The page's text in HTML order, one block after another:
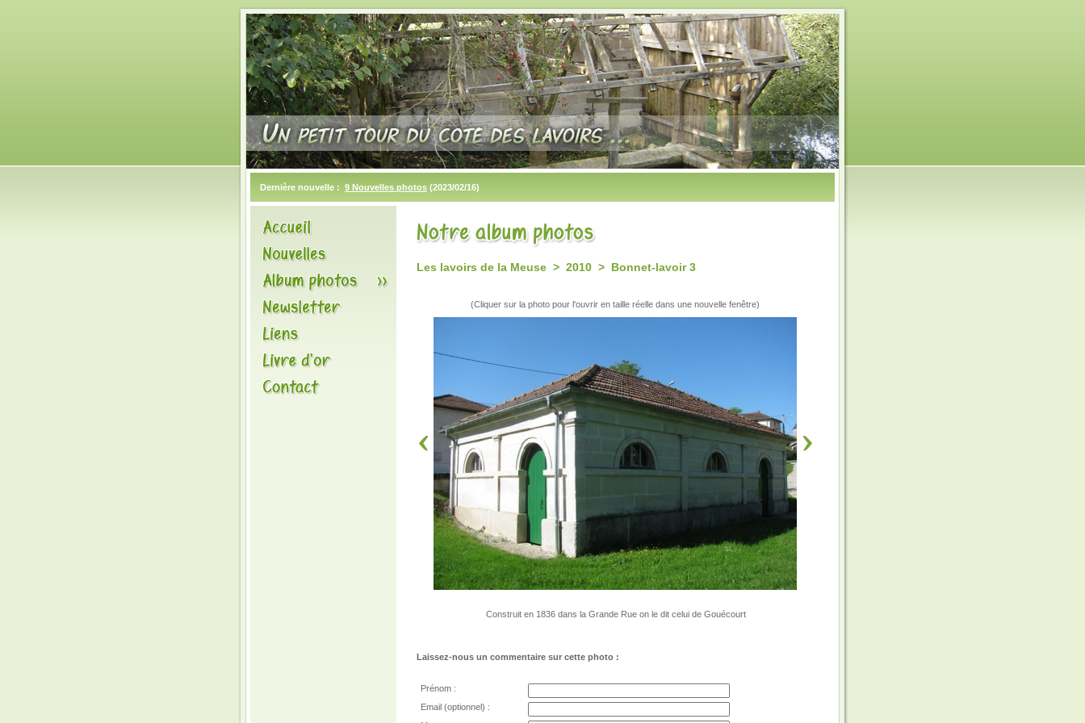
Dernière nouvelle : 9 Nouvelles photos (2023/02/16)
Les lavoirs de la Meuse > 2010 > Bonnet-lavoir 3
(Cliquer sur la photo pour l'ouvrir en taille réelle dans une nouvelle fenêtre)
Construit en 1836 dans la Grande Rue on le dit celui de Gouécourt
Laissez-nous un commentaire sur cette photo :
Prénom :
Email (optionnel) :